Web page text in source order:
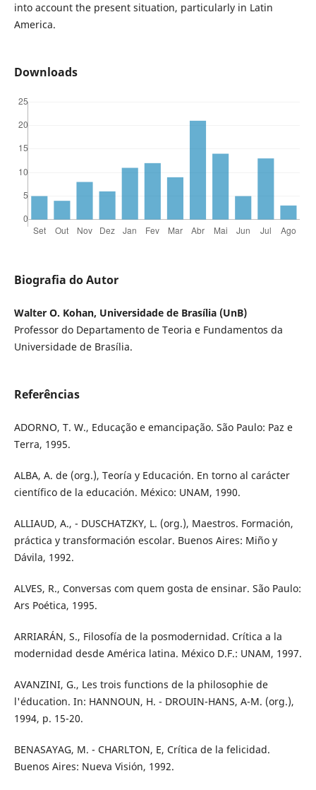
into account the present situation, particularly in Latin
America.
Downloads
Biografia do Autor
Walter O. Kohan, Universidade de Brasília (UnB)
Professor do Departamento de Teoria e Fundamentos da
Universidade de Brasília.
Referências
ADORNO, T. W., Educação e emancipação. São Paulo: Paz e
Terra, 1995.
ALBA, A. de (org.), Teoría y Educación. En torno al carácter
científico de la educación. México: UNAM, 1990.
ALLIAUD, A., - DUSCHATZKY, L. (org.), Maestros. Formación,
práctica y transformación escolar. Buenos Aires: Miño y
Dávila, 1992.
ALVES, R., Conversas com quem gosta de ensinar. São Paulo:
Ars Poética, 1995.
ARRIARÁN, S., Filosofía de la posmodernidad. Crítica a la
modernidad desde América latina. México D.F.: UNAM, 1997.
AVANZINI, G., Les trois functions de la philosophie de
l'éducation. In: HANNOUN, H. - DROUIN-HANS, A-M. (org.),
1994, p. 15-20.
BENASAYAG, M. - CHARLTON, E, Crítica de la felicidad.
Buenos Aires: Nueva Visión, 1992.